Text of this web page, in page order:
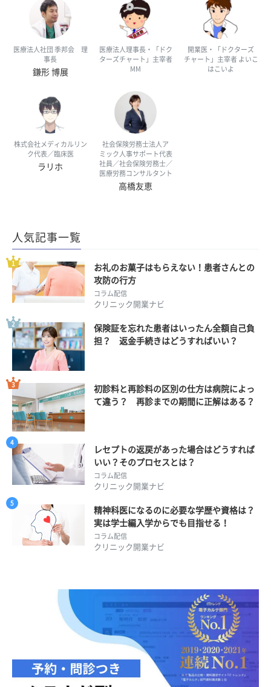
医療法人社団 季邦会 理
事長
鎌形 博展
医療法人理事長・「ドク
ターズチャート」主宰者
MM
開業医・「ドクターズ
チャート」主宰者 よいこ
はこいよ
株式会社メディカルリン
ク代表／臨床医
ラリホ
社会保険労務士法人ア
ミック人事サポート代表
社員／社会保険労務士／
医療労務コンサルタント
高橋友恵
人気記事一覧
お礼のお菓子はもらえない！患者さんとの
攻防の行方
コラム配信
クリニック開業ナビ
保険証を忘れた患者はいったん全額自己負
担？ 返金手続きはどうすればいい？
初診料と再診料の区別の仕方は病院によっ
て違う？ 再診までの期間に正解はある？
レセプトの返戻があった場合はどうすれば
いい？そのプロセスとは？
コラム配信
クリニック開業ナビ
精神科医になるのに必要な学歴や資格は？
実は学士編入学からでも目指せる！
コラム配信
クリニック開業ナビ